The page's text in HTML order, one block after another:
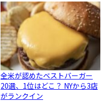
全米が認めたベストバーガー
20選、1位はどこ？ NYから3店
がランクイン